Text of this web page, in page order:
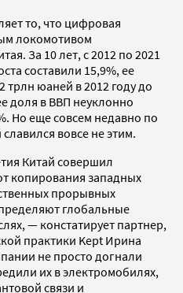
то, что цифровая
локомотивом
За 10 лет, с 2012 по 2021
составили 15,9%, ее
трлн юаней в 2012 году до
доля в ВВП неуклонно
Но еще совсем недавно по
вовсе не этим.
Китай совершил
копирования западных
прорывных
глобальные
— констатирует партнер,
практики Kept Ирина
не просто догнали
их в электромобилях,
связи и